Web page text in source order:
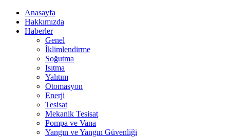
Anasayfa
Hakkımızda
Haberler
Genel
İklimlendirme
Soğutma
Isıtma
Yalıtım
Otomasyon
Enerji
Tesisat
Mekanik Tesisat
Pompa ve Vana
Yangın ve Yangın Güvenliği